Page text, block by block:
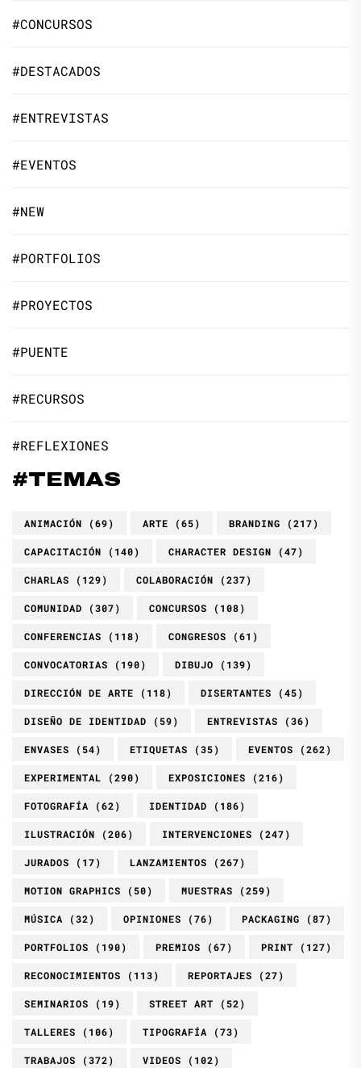
#CONCURSOS
#DESTACADOS
#ENTREVISTAS
#EVENTOS
#NEW
#PORTFOLIOS
#PROYECTOS
#PUENTE
#RECURSOS
#REFLEXIONES
#TEMAS
ANIMACIÓN (69) ARTE (65) BRANDING (217)
CAPACITACIÓN (140) CHARACTER DESIGN (47)
CHARLAS (129) COLABORACIÓN (237)
COMUNIDAD (307) CONCURSOS (108)
CONFERENCIAS (118) CONGRESOS (61)
CONVOCATORIAS (190) DIBUJO (139)
DIRECCIÓN DE ARTE (118) DISERTANTES (45)
DISEÑO DE IDENTIDAD (59) ENTREVISTAS (36)
ENVASES (54) ETIQUETAS (35) EVENTOS (262)
EXPERIMENTAL (290) EXPOSICIONES (216)
FOTOGRAFÍA (62) IDENTIDAD (186)
ILUSTRACIÓN (206) INTERVENCIONES (247)
JURADOS (17) LANZAMIENTOS (267)
MOTION GRAPHICS (50) MUESTRAS (259)
MÚSICA (32) OPINIONES (76) PACKAGING (87)
PORTFOLIOS (190) PREMIOS (67) PRINT (127)
RECONOCIMIENTOS (113) REPORTAJES (27)
SEMINARIOS (19) STREET ART (52)
TALLERES (106) TIPOGRAFÍA (73)
TRABAJOS (372) VIDEOS (102)